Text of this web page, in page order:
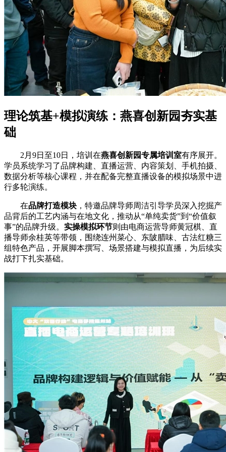
理论筑基+模拟演练：燕喜创新园夯实基
础
2月9日至10日，培训在燕喜创新园专属培训室有序展开。
学员系统学习了品牌构建、直播运营、内容策划、手机拍摄、
数据分析等核心课程，并在配备完整直播设备的模拟场景中进
行多轮演练。
在品牌打造模块 ，特邀品牌导师周洁引导学员深入挖掘产
品背后的工艺内涵与在地文化，推动从“单纯卖货”到“价值叙
事”的品牌升级。 实操模拟环节则由电商运营导师黄冠棋、直
播导师余桂英等带领，围绕连州菜心、东陂腊味、古法红糖三
组特色产品，开展脚本撰写、场景搭建与模拟直播，为后续实
战打下扎实基础。